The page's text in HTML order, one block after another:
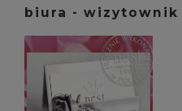
biura - wizytownik